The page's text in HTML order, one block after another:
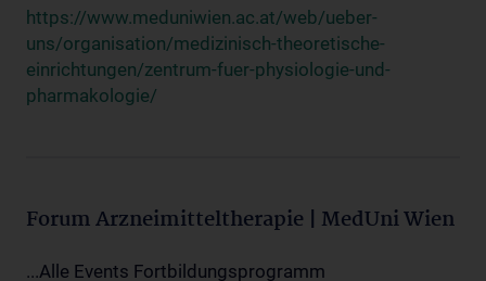
https://www.meduniwien.ac.at/web/ueber-
uns/organisation/medizinisch-theoretische-
einrichtungen/zentrum-fuer-physiologie-und-
pharmakologie/
Forum Arzneimitteltherapie | MedUni Wien
...Alle Events Fortbildungsprogramm